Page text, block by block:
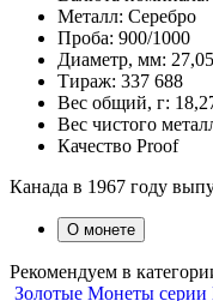
Металл: Серебро
Проба: 900/1000
Диаметр, мм: 27,05
Тираж: 337 688
Вес общий, г:
Вес чистого
Качество Proof
Канада в 1967 году
О монете
Рекомендуем в
Золотые Монеты серии